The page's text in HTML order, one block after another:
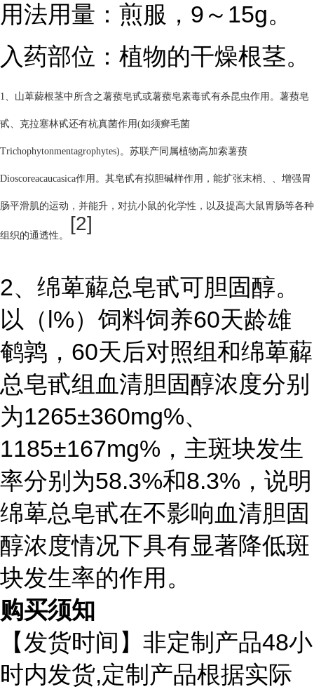
用法用量：煎服，9～15g。
入药部位：植物的干燥根茎。
1、山萆薢根茎中所含之薯蓣皂甙或薯蓣皂素毒甙有杀昆虫作用。薯蓣皂
甙、克拉塞林甙还有杭真菌作用(如须癣毛菌
Trichophytonmentagrophytes)。苏联产同属植物高加索薯蓣
Dioscoreacaucasica作用。其皂甙有拟胆碱样作用，能扩张末梢、、增强胃
肠平滑肌的运动，并能升，对抗小鼠的化学性，以及提高大鼠胃肠等各种
组织的通透性。
[2]
2、绵萆薢总皂甙可胆固醇。
以（l%）饲料饲养60天龄雄
鹌鹑，60天后对照组和绵萆薢
总皂甙组血清胆固醇浓度分别
为1265±360mg%、
1185±167mg%，主斑块发生
率分别为58.3%和8.3%，说明
绵萆总皂甙在不影响血清胆固
醇浓度情况下具有显著降低斑
块发生率的作用。
购买须知
【发货时间】非定制产品48小
时内发货,定制产品根据实际